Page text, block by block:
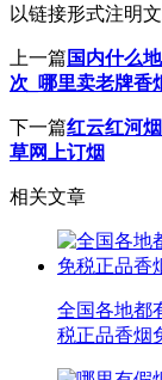
以链接形式注明文
上一篇 国内什么
次_哪里卖老牌香
下一篇红云红河
草网上订烟
相关文章
全国各地都
税正品香烟